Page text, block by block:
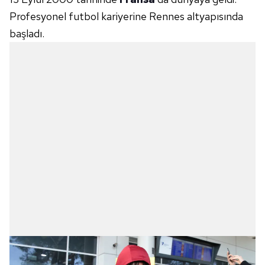
Profesyonel futbol kariyerine Rennes altyapısında
başladı.